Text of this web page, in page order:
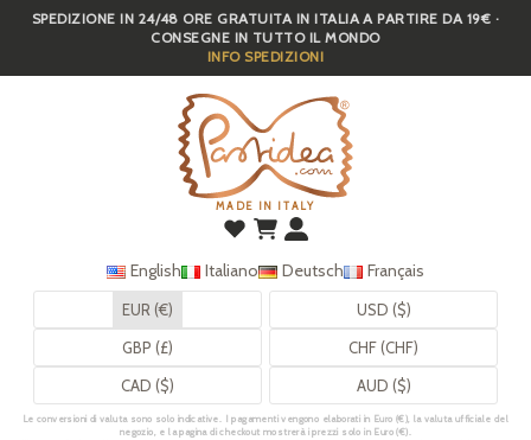
SkipSPEDIZIONE IN 24/48 ORE GRATUITA IN ITALIA A PARTIRE DA 19€ ·
CONSEGNE IN TUTTO IL MONDO
INFO SPEDIZIONI
MADE IN ITALY
English Italiano Deutsch Français
EUR (€)
USD ($)
GBP (£)
CHF (CHF)
CAD ($)
AUD ($)
Le conversioni di valuta sono solo indicative. I pagamenti vengono elaborati in Euro (€), la valuta ufficiale del
negozio, e la pagina di checkout mostrerà i prezzi solo in Euro (€).